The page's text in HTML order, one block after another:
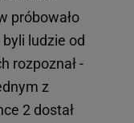
próbowało
ludzie od
rozpoznał -
z
2 dostał